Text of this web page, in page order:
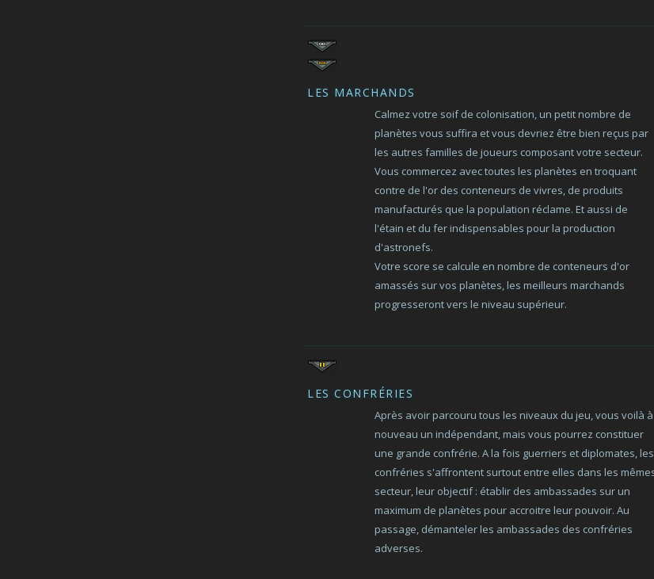
LES MARCHANDS
Calmez votre soif de colonisation, un petit nombre de
planètes vous suffira et vous devriez être bien reçus par
les autres familles de joueurs composant votre secteur.
Vous commercez avec toutes les planètes en troquant
contre de l'or des conteneurs de vivres, de produits
manufacturés que la population réclame. Et aussi de
l'étain et du fer indispensables pour la production
d'astronefs.
Votre score se calcule en nombre de conteneurs d'or
amassés sur vos planètes, les meilleurs marchands
progresseront vers le niveau supérieur.
LES CONFRÉRIES
Après avoir parcouru tous les niveaux du jeu, vous voilà à
nouveau un indépendant, mais vous pourrez constituer
une grande confrérie. A la fois guerriers et diplomates, les
confréries s'affrontent surtout entre elles dans les
secteur, leur objectif : établir des ambassades sur un
maximum de planètes pour accroitre leur pouvoir. Au
passage, démanteler les ambassades des confréries
adverses.